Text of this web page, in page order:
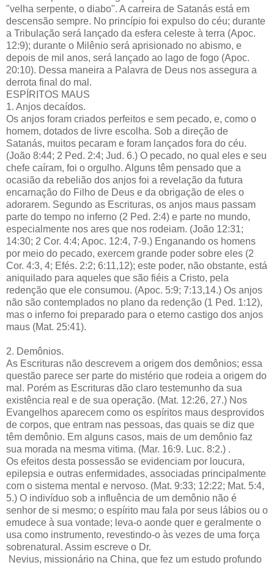
"velha serpente, o diabo". A carreira de Satanás está em
descensão sempre. No princípio foi expulso do céu; durante
a Tribulação será lançado da esfera celeste à terra (Apoc.
12:9); durante o Milênio será aprisionado no abismo, e
depois de mil anos, será lançado ao lago de fogo (Apoc.
20:10). Dessa maneira a Palavra de Deus nos assegura a
derrota final do mal.
ESPÍRITOS MAUS
1. Anjos decaídos.
Os anjos foram criados perfeitos e sem pecado, e, como o
homem, dotados de livre escolha. Sob a direção de
Satanás, muitos pecaram e foram lançados fora do céu.
(João 8:44; 2 Ped. 2:4; Jud. 6.) O pecado, no qual eles e seu
chefe caíram, foi o orgulho. Alguns têm pensado que a
ocasião da rebelião dos anjos foi a revelação da futura
encarnação do Filho de Deus e da obrigação de eles o
adorarem. Segundo as Escrituras, os anjos maus passam
parte do tempo no inferno (2 Ped. 2:4) e parte no mundo,
especialmente nos ares que nos rodeiam. (João 12:31;
14:30; 2 Cor. 4:4; Apoc. 12:4, 7-9.) Enganando os homens
por meio do pecado, exercem grande poder sobre eles (2
Cor. 4:3, 4; Efés. 2:2; 6:11,12); este poder, não obstante, está
aniquilado para aqueles que são fiéis a Cristo, pela
redenção que ele consumou. (Apoc. 5:9; 7:13,14.) Os anjos
não são contemplados no plano da redenção (1 Ped. 1:12),
mas o inferno foi preparado para o eterno castigo dos anjos
maus (Mat. 25:41).
2. Demônios.
As Escrituras não descrevem a origem dos demônios; essa
questão parece ser parte do mistério que rodeia a origem do
mal. Porém as Escrituras dão claro testemunho da sua
existência real e de sua operação. (Mat. 12:26, 27.) Nos
Evangelhos aparecem como os espíritos maus desprovidos
de corpos, que entram nas pessoas, das quais se diz que
têm demônio. Em alguns casos, mais de um demônio faz
sua morada na mesma vitima. (Mar. 16:9. Luc. 8:2.) .
Os efeitos desta possessão se evidenciam por loucura,
epilepsia e outras enfermidades, associadas principalmente
com o sistema mental e nervoso. (Mat. 9:33; 12:22; Mat. 5:4,
5.) O indivíduo sob a influência de um demônio não é
senhor de si mesmo; o espírito mau fala por seus lábios ou o
emudece à sua vontade; leva-o aonde quer e geralmente o
usa como instrumento, revestindo-o às vezes de uma força
sobrenatural. Assim escreve o Dr.
Nevius, missionário na China, que fez um estudo profundo